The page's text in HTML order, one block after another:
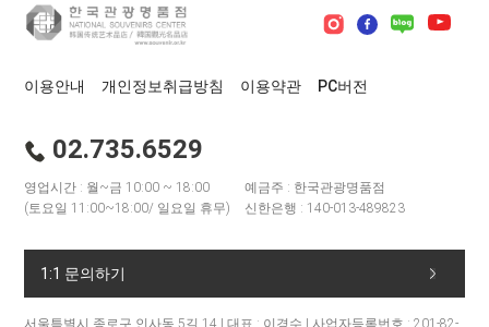
이용안내 개인정보취급방침 이용약관 PC버전
02.735.6529
영업시간 : 월~금 10:00 ~ 18:00
(토요일 11:00~18:00/ 일요일 휴무)
예금주 : 한국관광명품점
신한은행 : 140-013-489823
1:1 문의하기
서울특별시 종로구 인사동 5길 14 | 대표 : 이경수 | 사업자등록번호 : 201-82-